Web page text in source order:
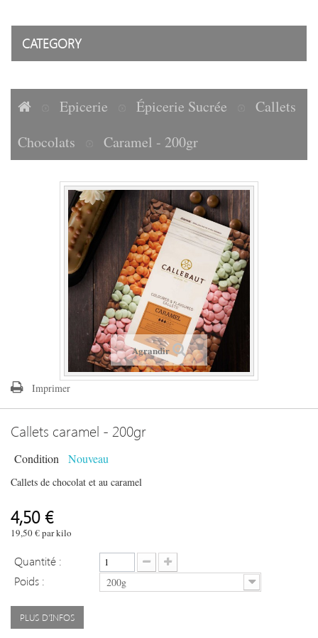
CATEGORY
Epicerie
Épicerie Sucrée
Chocolats
Callets
Caramel - 200gr
Agrandir
Imprimer
Callets caramel - 200gr
Condition Nouveau
Callets de chocolat et au caramel
4,50 €
19,50 €par kilo
Quantité :
Poids :
200g
PLUS D'INFOS